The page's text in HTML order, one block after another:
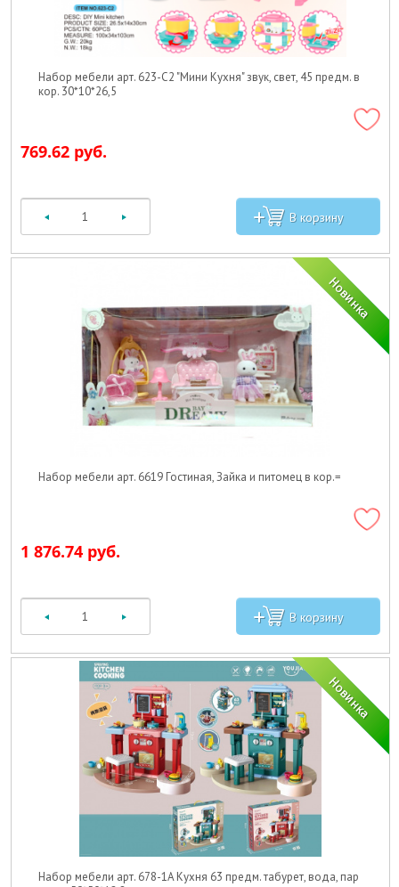
Набор мебели арт. 623-C2 "Мини Кухня" звук, свет, 45 предм. в
кор. 30*10*26,5
769.62 руб.
Набор мебели арт. 6619 Гостиная, Зайка и питомец в кор.=
1 876.74 руб.
Набор мебели арт. 678-1A Кухня 63 предм. табурет, вода, пар